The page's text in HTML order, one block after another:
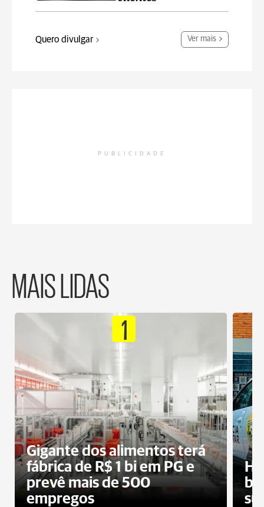
Quero divulgar Ver mais
PUBLICIDADE
MAIS LIDAS
1
Gigante dos alimentos terá
fábrica de R$ 1 bi em PG e
prevê mais de 500
empregos